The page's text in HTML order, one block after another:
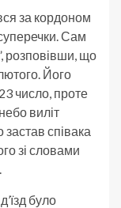
за кордоном
Сам
розповівши, що
Його
число, проте
виліт
співака
зі словами
було